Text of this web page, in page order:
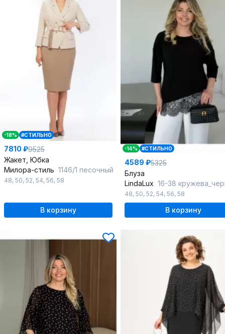
-18% #СТИЛЬНО
7810 ₽9525
Жакет, Юбка
Милора-стиль 1146/1 песочный
48, 50, 52, 54, 56, 58
В корзину
-14% #СТИЛЬНО
4589 ₽5325
Блуза
LindaLux 16-38
48, 50, 52, 54, 56, 58
В корзину